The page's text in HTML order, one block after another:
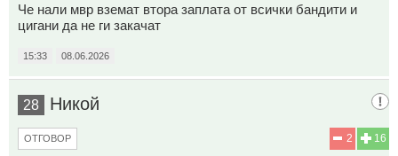
Че нали мвр вземат втора заплата от всички бандити и
цигани да не ги закачат
15:33 08.06.2026
28 Никой
16
2
ОТГОВОР